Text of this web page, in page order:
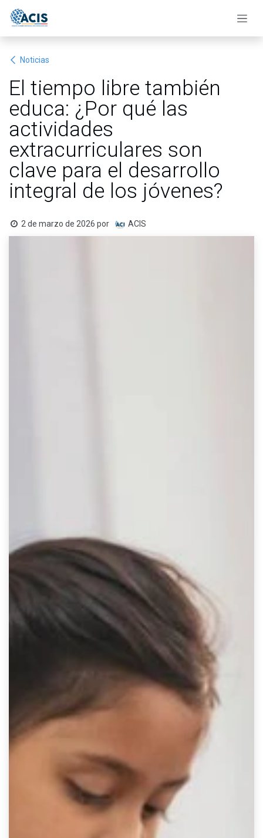
Noticias
El tiempo libre también
educa: ¿Por qué las
actividades
extracurriculares son
clave para el desarrollo
integral de los jóvenes?
2 de marzo de 2026 por ACIS